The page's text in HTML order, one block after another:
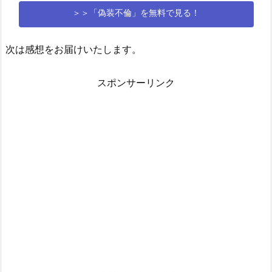
＞＞「偽装不倫」を無料で見る！
次は感想をお届けいたします。
スポンサーリンク